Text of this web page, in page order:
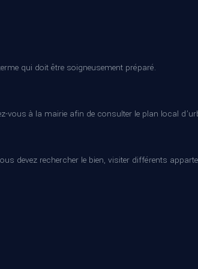
qui doit être soigneusement préparé.
vous à la mairie afin de consulter le plan local
devez rechercher le bien, visiter différents